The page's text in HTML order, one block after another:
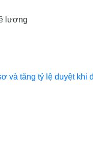
lương
và tăng tỷ lệ duyệt khi